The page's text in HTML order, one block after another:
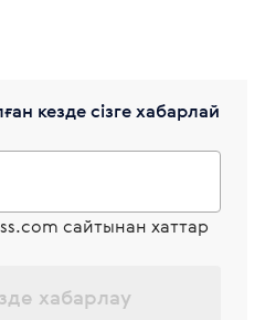
кезде сізге хабарлай
сайтынан хаттар
хабарлау